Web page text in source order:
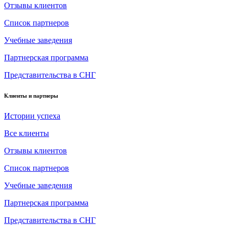
Отзывы клиентов
Список партнеров
Учебные заведения
Партнерская программа
Представительства в СНГ
Клиенты и партнеры
Истории успеха
Все клиенты
Отзывы клиентов
Список партнеров
Учебные заведения
Партнерская программа
Представительства в СНГ